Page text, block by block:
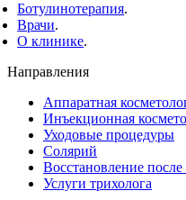
Ботулинотерапия.
Врачи.
О клинике.
Направления
Аппаратная
Инъекционная
Уходовые процедуры
Солярий
Восстановление
Услуги трихолога